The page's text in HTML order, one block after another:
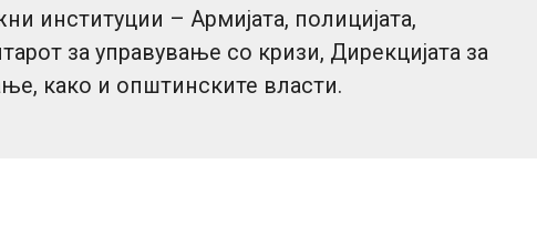
институции – Армијата, полицијата,
за управување со кризи, Дирекцијата за
како и општинските власти.